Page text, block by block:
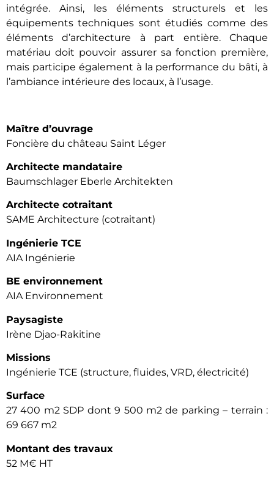
intégrée. Ainsi, les éléments structurels et les
équipements techniques sont étudiés comme des
éléments d’architecture à part entière. Chaque
matériau doit pouvoir assurer sa fonction première,
mais participe également à la performance du bâti, à
l’ambiance intérieure des locaux, à l’usage.
Maître d’ouvrage
Foncière du château Saint Léger
Architecte mandataire
Baumschlager Eberle Architekten
Architecte cotraitant
SAME Architecture (cotraitant)
Ingénierie TCE
AIA Ingénierie
BE environnement
AIA Environnement
Paysagiste
Irène Djao-Rakitine
Missions
Ingénierie TCE (structure, fluides, VRD, électricité)
Surface
27 400 m2 SDP dont 9 500 m2 de parking – terrain :
69 667 m2
Montant des travaux
52 M€ HT